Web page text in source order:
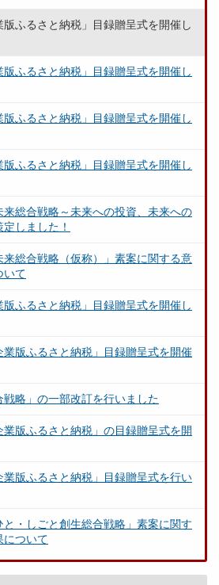
ふるさと納税」目録贈呈式を開催し
ふるさと納税」目録贈呈式を開催し
ふるさと納税」目録贈呈式を開催し
ふるさと納税」目録贈呈式を開催し
来総合戦略～未来への投資、未来への
しました！
来総合戦略（仮称）」素案に関する意
いて
ふるさと納税」目録贈呈式を開催し
業版ふるさと納税」目録贈呈式を開催
戦略」の一部改訂を行いました
版ふるさと納税」の目録贈呈式を開
業版ふるさと納税」目録贈呈式を行い
と・しごと創生総合戦略」素案に関す
について